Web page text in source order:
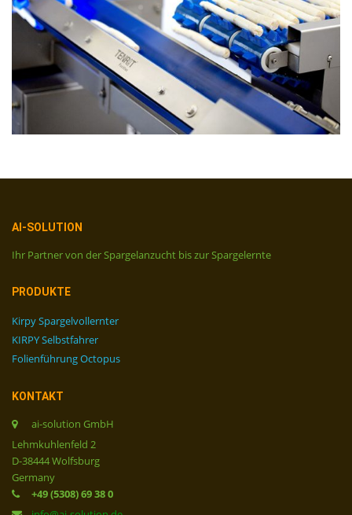
AI-SOLUTION
Ihr Partner von der Spargelanzucht bis zur Spargelernte
PRODUKTE
Kirpy Spargelvollernter
KIRPY Selbstfahrer
Folienführung Octopus
KONTAKT
ai-solution GmbH
Lehmkuhlenfeld 2
D-38444 Wolfsburg
Germany
+49 (5308) 69 38 0